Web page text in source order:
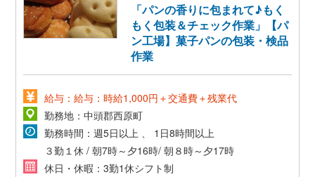
「パンの香りに包まれて♪もく
もく包装＆チェック作業」【パ
ン工場】菓子パンの包装・検品
作業
給与：給与：時給1,000円＋交通費＋残業代
勤務地：中頭郡西原町
勤務時間：週5日以上 、 1日8時間以上
３勤１休 / 朝7時～夕16時/ 朝８時～夕17時
休日・休暇：3勤1休シフト制